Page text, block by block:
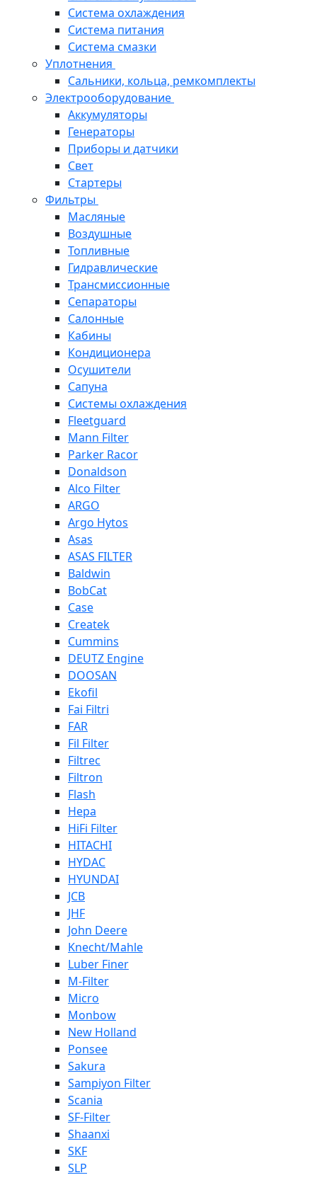
Система охлаждения
Система питания
Система смазки
Уплотнения
Сальники, кольца, ремкомплекты
Электрооборудование
Аккумуляторы
Генераторы
Приборы и датчики
Свет
Стартеры
Фильтры
Масляные
Воздушные
Топливные
Гидравлические
Трансмиссионные
Сепараторы
Салонные
Кабины
Кондиционера
Осушители
Сапуна
Системы охлаждения
Fleetguard
Mann Filter
Parker Racor
Donaldson
Alco Filter
ARGO
Argo Hytos
Asas
ASAS FILTER
Baldwin
BobCat
Case
Createk
Cummins
DEUTZ Engine
DOOSAN
Ekofil
Fai Filtri
FAR
Fil Filter
Filtrec
Filtron
Flash
Hepa
HiFi Filter
HITACHI
HYDAC
HYUNDAI
JCB
JHF
John Deere
Knecht/Mahle
Luber Finer
M-Filter
Micro
Monbow
New Holland
Ponsee
Sakura
Sampiyon Filter
Scania
SF-Filter
Shaanxi
SKF
SLP